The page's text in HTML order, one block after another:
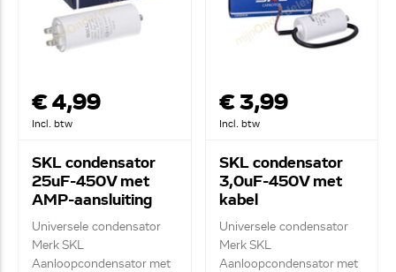
€ 4,99
Incl. btw
SKL condensator
25uF-450V met
AMP-aansluiting
Universele condensator
Merk SKL
Aanloopcondensator met
€ 3,99
Incl. btw
SKL condensator
3,0uF-450V met
kabel
Universele condensator
Merk SKL
Aanloopcondensator met